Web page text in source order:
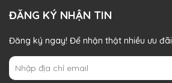
ĐĂNG KÝ NHẬN TIN
Đăng ký ngay! Để nhận thật nhiều ưu đãi